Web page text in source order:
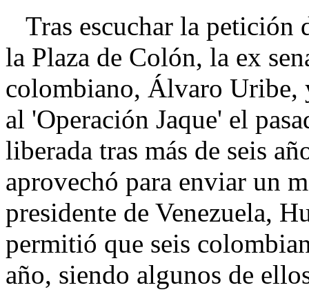
Tras escuchar la petición
la Plaza de Colón, la ex
colombiano, Álvaro Uribe,
al 'Operación Jaque' el
liberada tras más de seis
aprovechó para enviar un
presidente de Venezuela,
permitió que seis
año, siendo algunos de